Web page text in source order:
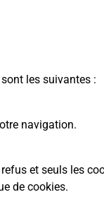
les suivantes :
navigation.
et seuls les
de cookies.